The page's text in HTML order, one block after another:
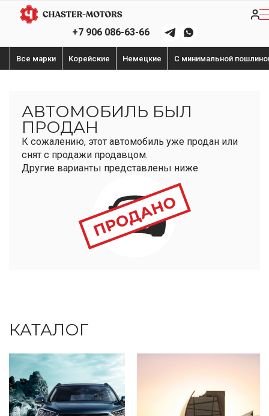
+7 906 086-63-66
Все марки Корейские Немецкие С минимальной
АВТОМОБИЛЬ БЫЛ
ПРОДАН
К сожалению, этот автомобиль уже продан или
снят с продажи продавцом.
Другие варианты представлены ниже
КАТАЛОГ